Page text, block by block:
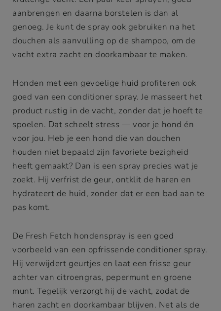
aanbrengen en daarna borstelen is dan al
genoeg. Je kunt de spray ook gebruiken na het
douchen als aanvulling op de shampoo, om de
vacht extra zacht en doorkambaar te maken.
Honden met een gevoelige huid profiteren ook
goed van een conditioner spray. Je masseert het
product rustig in de vacht, zonder dat je hoeft te
spoelen. Dat scheelt stress — voor je hond én
voor jou. Heb je een hond die van douchen
houden niet bepaald zijn favoriete bezigheid
heeft gemaakt? Dan is een spray precies wat je
zoekt. Hij verfrist de geur, ontklit de haren en
hydrateert de huid, zonder dat er een bad aan te
pas komt.
De Fresh Fetch hondenspray is een goed
voorbeeld van een opfrissende conditioner spray.
Hij verwijdert geurtjes en laat een frisse geur
achter van citroengras, pepermunt en groene
munt. Tegelijk verzorgt hij de vacht, zodat de
haren zacht en doorkambaar blijven. Net als de